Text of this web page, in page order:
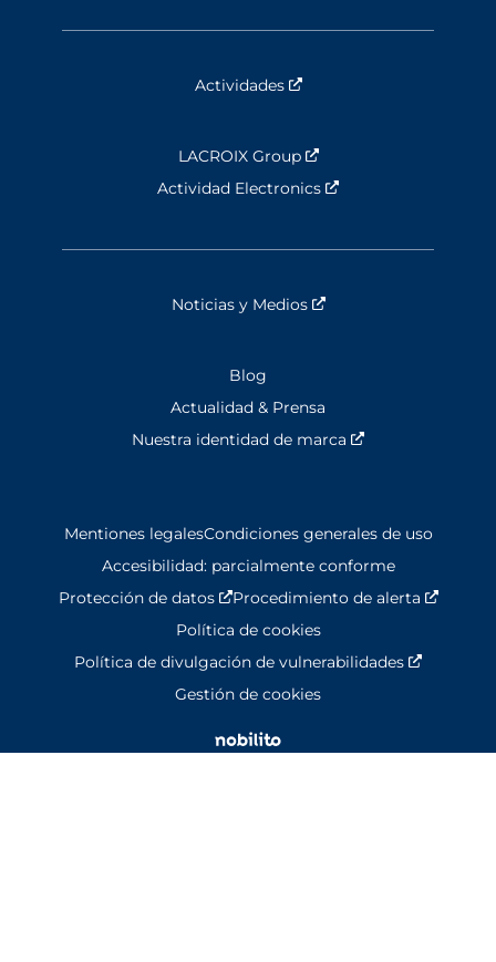
Actividades Nouvelle fenêtre
LACROIX Group
Nouvelle fenêtre
Actividad Electronics
Noticias y Medios Nouvelle fenêtre
Blog
Actualidad & Prensa
Nuestra identidad de marca
Mentiones legalesCondiciones generales de uso
Accesibilidad: parcialmente conforme
Protección de datos
Nouvelle fenêtre
Procedimiento de alerta
Política de cookies
Política de divulgación de vulnerabilidades
Gestión de cookies